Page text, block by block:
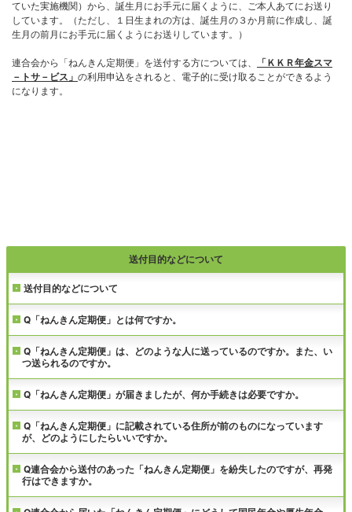
送付目的などについて
送付目的などについて
Q「ねんきん定期便」とは何ですか。
Q「ねんきん定期便」は、どのような人に送っているのですか。また、い
つ送られるのですか。
Q「ねんきん定期便」が届きましたが、何か手続きは必要ですか。
Q「ねんきん定期便」に記載されている住所が前のものになっています
が、どのようにしたらいいですか。
Q連合会から送付のあった「ねんきん定期便」を紛失したのですが、再発
行はできますか。
ていた実施機関）から、誕生月にお手元に届くように、ご本人あてにお送り
しています。（ただし、１日生まれの方は、誕生月の３か月前に作成し、誕
生月の前月にお手元に届くようにお送りしています。）
連合会から「ねんきん定期便」を送付する方については、
「ＫＫＲ年金スマ
－トサ－ビス」 の利用申込をされると、電子的に受け取ることができるよう
になります。